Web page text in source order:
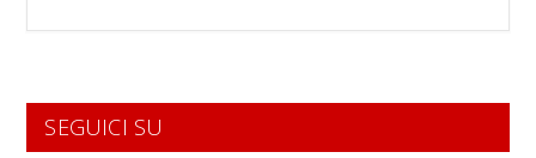
SEGUICI SU